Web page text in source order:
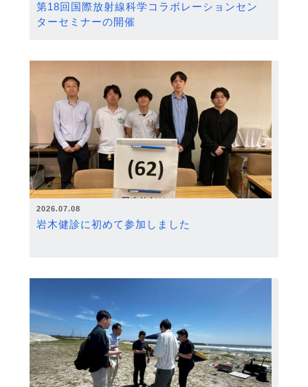
第18回国際放射線科学コラボレーションセン
ターセミナーの開催
2026.07.08
岩木健診に初めて参加しました